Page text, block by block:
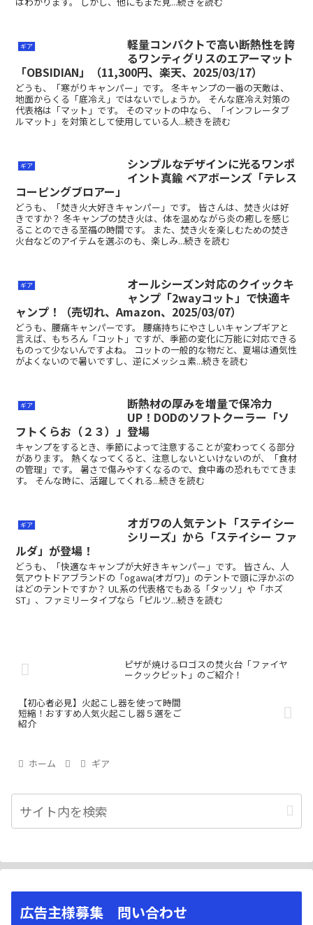
ギア
軽量コンパクトで高い断熱性を誇
るワンティグリスのエアーマット
「OBSIDIAN」（11,300円、楽天、2025/03/17）
どうも、「寒がりキャンパー」です。 冬キャンプの一番の天敵は、
地面からくる「底冷え」ではないでしょうか。 そんな底冷え対策の
代表格は「マット」です。 そのマットの中なら、「インフレータブ
ルマット」を対策として使用している人...続きを読む
ギア
シンプルなデザインに光るワンポ
イント真鍮 ベアボーンズ「テレス
コーピングブロアー」
どうも、「焚き火大好きキャンパー」です。 皆さんは、焚き火は好
きですか？ 冬キャンプの焚き火は、体を温めながら炎の癒しを感じ
ることのできる至福の時間です。 また、焚き火を楽しむための焚き
火台などのアイテムを選ぶのも、楽しみ...続きを読む
ギア
オールシーズン対応のクイックキ
ャンプ「2wayコット」で快適キ
ャンプ！（売切れ、Amazon、2025/03/07）
どうも、腰痛キャンパーです。 腰痛持ちにやさしいキャンプギアと
言えば、もちろん「コット」ですが、季節の変化に万能に対応できる
ものって少ないんですよね。 コットの一般的な物だと、夏場は通気性
がよくないので暑いですし、逆にメッシュ素...続きを読む
ギア
断熱材の厚みを増量で保冷力
UP！DODのソフトクーラー「ソ
フトくらお（２３）」登場
キャンプをするとき、季節によって注意することが変わってくる部分
があります。 熱くなってくると、注意しないといけないのが、「食材
の管理」です。 暑さで傷みやすくなるので、食中毒の恐れもでてきま
す。 そんな時に、活躍してくれる...続きを読む
ギア
オガワの人気テント「ステイシー
シリーズ」から「ステイシー ファ
ルダ」が登場！
どうも、「快適なキャンプが大好きキャンパー」です。 皆さん、人
気アウトドアブランドの「ogawa(オガワ)」のテントで頭に浮かぶの
はどのテントですか？ UL系の代表格でもある「タッソ」や「ホズ
ST」、ファミリータイプなら「ピルツ...続きを読む
ピザが焼けるロゴスの焚火台「ファイヤ
ークックピット」のご紹介！
【初心者必見】火起こし器を使って時間
短縮！おすすめ人気火起こし器５選をご
紹介
ホーム ギア
広告主様募集 問い合わせ